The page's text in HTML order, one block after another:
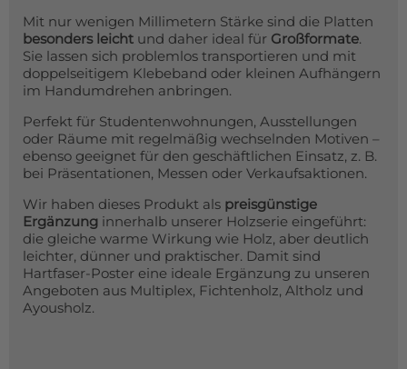
Mit nur wenigen Millimetern Stärke sind die Platten
besonders leicht und daher ideal für Großformate.
Sie lassen sich problemlos transportieren und mit
doppelseitigem Klebeband oder kleinen Aufhängern
im Handumdrehen anbringen.
Perfekt für Studentenwohnungen, Ausstellungen
oder Räume mit regelmäßig wechselnden Motiven –
ebenso geeignet für den geschäftlichen Einsatz, z. B.
bei Präsentationen, Messen oder Verkaufsaktionen.
Wir haben dieses Produkt als preisgünstige
Ergänzung innerhalb unserer Holzserie eingeführt:
die gleiche warme Wirkung wie Holz, aber deutlich
leichter, dünner und praktischer. Damit sind
Hartfaser-Poster eine ideale Ergänzung zu unseren
Angeboten aus Multiplex, Fichtenholz, Altholz und
Ayousholz.